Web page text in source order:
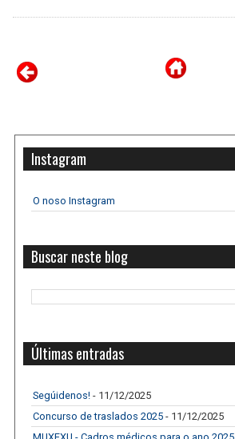
Instagram
O noso Instagram
Buscar neste blog
Últimas entradas
Segúidenos! - 11/12/2025
Concurso de traslados 2025 - 11/12/2025